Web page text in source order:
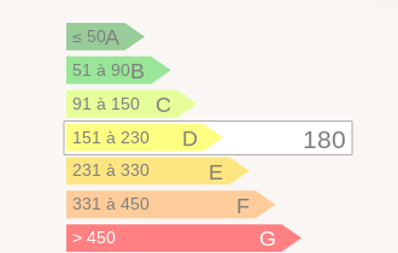
A
≤ 50
B
51 à 90
C
91 à 150
180
D
151 à 230
E
231 à 330
F
331 à 450
G
> 450